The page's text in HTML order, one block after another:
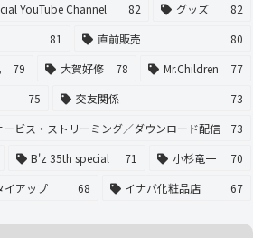
YouTube Channel 82 グッズ
82
81 直前販売
80
79 大賀好修 78 Mr.Children
77
75 交友関係
73
ビス・ストリーミング／ダウンロード配信
73
B'z 35th special 71 小杉竜一
70
イアップ 68 イナバ化粧品店 67